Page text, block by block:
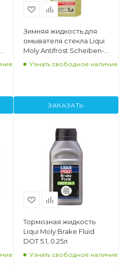
Зимняя жидкость для
омывателя стекла Liqui
Moly Antifrost Scheiben-
Frostschutz Konzentrat
Узнать свободное наличие
ЗАКАЗАТЬ
Тормозная жидкость
Liqui Moly Brake Fluid
DOT 5.1, 0.25л
Узнать свободное наличие